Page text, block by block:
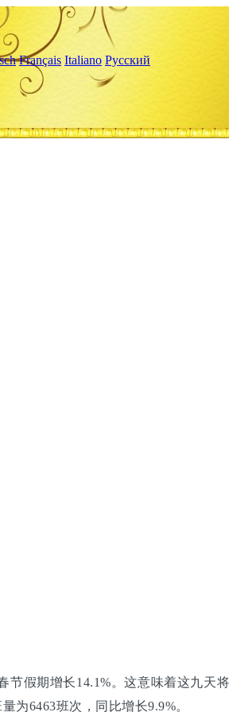
Français Italiano Русский
假期增长14.1%。这意味着这九天
为6463班次，同比增长9.9%。